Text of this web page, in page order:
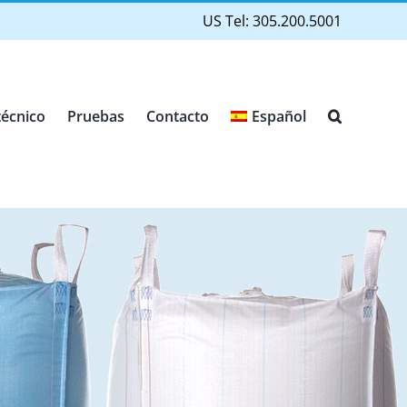
US Tel: 305.200.5001
Pruebas Contacto Español